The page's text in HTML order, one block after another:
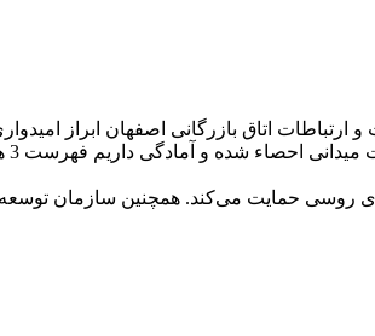
اتاق بازرگانی اصفهان ابراز
روسی حمایت می‌کند. همچنین سازمان توسعه